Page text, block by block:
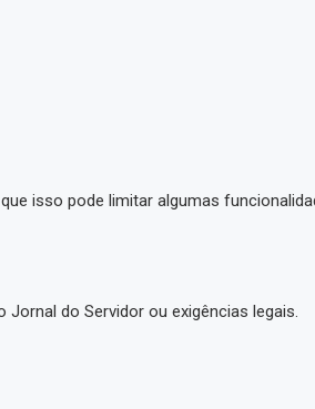
isso pode limitar algumas
do Servidor ou exigências legais.